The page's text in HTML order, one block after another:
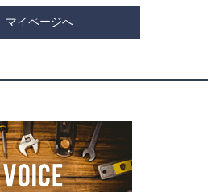
マイページへ